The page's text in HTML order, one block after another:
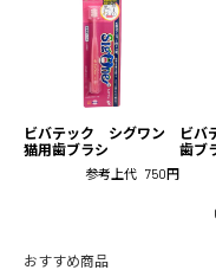
ビバテック シグワン
猫用歯ブラシ
参考上代 750円
ビバ
歯ブ
おすすめ商品